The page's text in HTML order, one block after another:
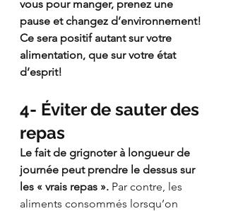
vous pour manger, prenez une
pause et changez d’environnement!
Ce sera positif autant sur votre
alimentation, que sur votre état
d’esprit!
4- Éviter de sauter des
repas
Le fait de grignoter à longueur de
journée peut prendre le dessus sur
les « vrais repas ». Par contre, les
aliments consommés lorsqu’on